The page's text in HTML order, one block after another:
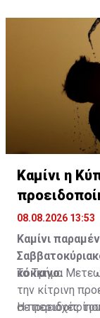
Καμίνι η
08.08.2026 13:53
Καμίνι
κόκκινο.
Το Τμήμα
την κίτρινη
σε περιοχές
Η